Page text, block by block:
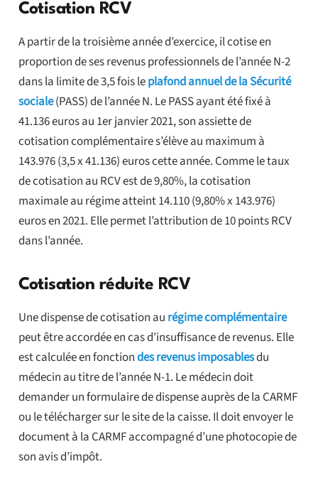
Cotisation RCV
A partir de la troisième année d’exercice, il cotise en
proportion de ses revenus professionnels de l’année N-2
dans la limite de 3,5 fois leplafond annuel de la Sécurité
sociale(PASS) de l’année N. Le PASS ayant été fixé à
41.136 euros au 1er janvier 2021, son assiette de
cotisation complémentaire s’élève au maximum à
143.976 (3,5 x 41.136) euros cette année. Comme le taux
de cotisation au RCV est de 9,80%, la cotisation
maximale au régime atteint 14.110 (9,80% x 143.976)
euros en 2021. Elle permet l’attribution de 10 points RCV
dans l’année.
Cotisation réduite RCV
Une dispense de cotisation au régime complémentaire
peut être accordée en cas d’insuffisance de revenus. Elle
est calculée en fonctiondes revenus imposablesdu
médecin au titre de l’année N-1. Le médecin doit
demander un formulaire de dispense auprès de la CARMF
ou le télécharger sur le site de la caisse. Il doit envoyer le
document à la CARMF accompagné d’une photocopie de
son avis d’impôt.